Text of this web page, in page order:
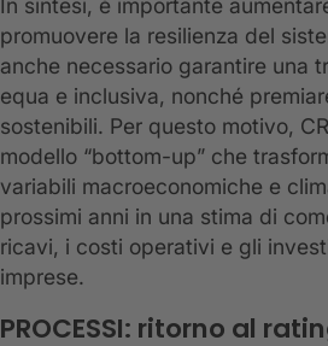
In sintesi, è importante
promuovere la resilienza del
anche necessario garantire una
equa e inclusiva, nonché
sostenibili. Per questo motivo,
modello “bottom-up” che
variabili macroeconomiche e
prossimi anni in una stima di
ricavi, i costi operativi e gli
imprese.
PROCESSI: ritorno al